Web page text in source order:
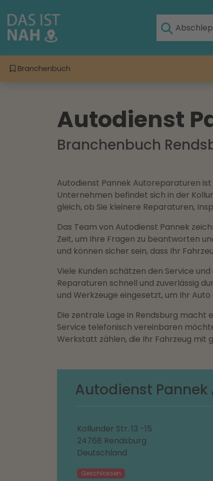
Branchenbuch
Autodienst
Branchenbuch
Autodienst Pannek Autoreparaturen
Unternehmen befindet sich in der
gleich, ob Sie kleinere Reparaturen,
Das Team von Autodienst Pannek
Zeit, um Ihre Fragen zu beantworten
und können sicher sein, dass Ihr
Viele Kunden schätzen den Service
Reparaturen schnell und zuverlässig
und Werkzeuge eingesetzt, um Ihr
Die zentrale Lage in Rendsburg macht
Service telefonisch vereinbaren
Werkstatt zählen, die Ihr Fahrzeug mit
Autodienst
Kollunder Str. 13 -15
24768 Rendsburg
Deutschland
Geschlossen